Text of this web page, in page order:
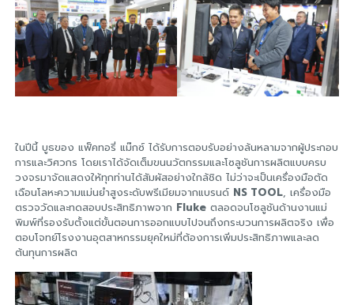
ในปีนี้ บูธของ แฟ็คทอรี่ แม๊กซ์ ได้รับการตอบรับอย่างล้นหลามจากผู้ประกอบ
การและวิศวกร โดยเราได้จัดเต็มขนนวัตกรรมและโซลูชันการผลิตแบบครบ
วงจรมาจัดแสดงให้ทุกท่านได้สัมผัสอย่างใกล้ชิด ไม่ว่าจะเป็นเครื่องมือตัด
เฉือนโลหะความแม่นยำสูงระดับพรีเมียมจากแบรนด์ NS TOOL, เครื่องมือ
ตรวจวัดและทดสอบประสิทธิภาพจาก Fluke ตลอดจนโซลูชันด้านงานแม่
พิมพ์ที่รองรับตั้งแต่ขั้นตอนการออกแบบไปจนถึงกระบวนการผลิตจริง เพื่อ
ตอบโจทย์โรงงานอุตสาหกรรมยุคใหม่ที่ต้องการเพิ่มประสิทธิภาพและลด
ต้นทุนการผลิต